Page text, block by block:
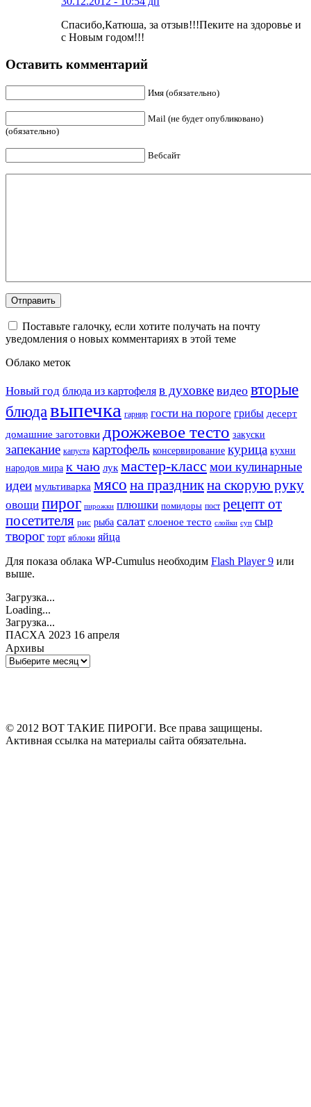
Спасибо,Катюша, за отзыв!!!Пеките на здоровье и
с Новым годом!!!
Оставить комментарий
Имя (обязательно)
Mail (не будет опубликовано)
(обязательно)
Вебсайт
Поставьте галочку, если хотите получать на почту
уведомления о новых комментариях в этой теме
Облако меток
Новый год блюда из картофеля в духовке видео вторые
блюдавыпечка гарнир гости на пороге грибы десерт
домашние заготовки дрожжевое тесто закуски
запекание капуста картофель консервирование курица кухни
народов мира к чаю лук мастер-класс мои кулинарные
идеи мультиварка мясо на праздникна скорую руку
овощи пирог пирожки плюшки помидоры пост рецепт от
посетителя рис рыба салат слоеное тесто слойки суп сыр
творог торт яблоки яйца
Для показа облака WP-Cumulus необходим Flash Player 9 или
выше.
Загрузка...
Loading...
Загрузка...
ПАСХА 2023 16 апреля
Архивы
Архивы
© 2012 ВОТ ТАКИЕ ПИРОГИ. Все права защищены.
Активная ссылка на материалы сайта обязательна.